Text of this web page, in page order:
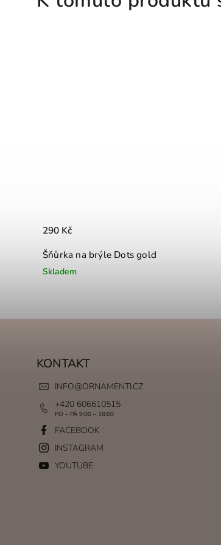
Šňůrka na brýle Dots gold
Skladem
290 Kč
KONTAKT
INFO@ORNAMENTI.CZ
+420 606610515
PO – PÁ 9:00 – 18:00
FACEBOOK
INSTAGRAM
YOUTUBE